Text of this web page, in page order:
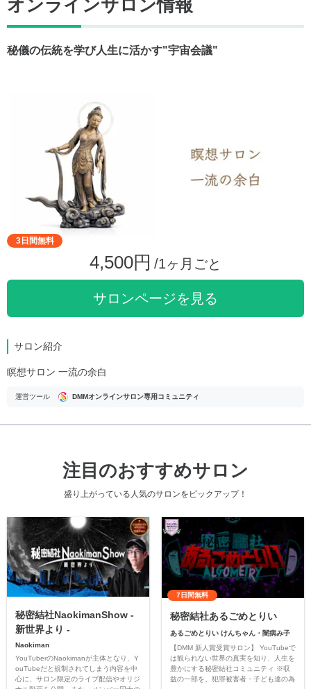
オンラインサロン情報
秘儀の伝統を学び人生に活かす"宇宙会議"
3日間無料
4,500円 /1ヶ月ごと
サロンページを見る
サロン紹介
瞑想サロン 一流の余白
運営ツール DMMオンラインサロン専用コミュニティ
注目のおすすめサロン
盛り上がっている人気のサロンをピックアップ！
秘密結社NaokimanShow -
新世界より -
Naokiman
YouTuberのNaokimanが主体となり、Y
ouTubeだと規制されてしまう内容を中
心に、サロン限定のライブ配信やオリジ
7日間無料
秘密結社あるごめとりい
あるごめとりい けんちゃん・闇病み子
【DMM 新人賞受賞サロン】 YouTubeで
は観られない世界の真実を知り、人生を
豊かにする秘密結社コミュニティ ※収
益の一部を、犯罪被害者・子ども達の為